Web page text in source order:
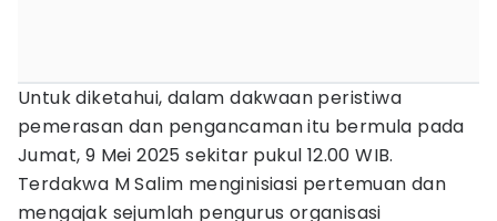
Untuk diketahui, dalam dakwaan peristiwa
pemerasan dan pengancaman itu bermula pada
Jumat, 9 Mei 2025 sekitar pukul 12.00 WIB.
Terdakwa M Salim menginisiasi pertemuan dan
mengajak sejumlah pengurus organisasi